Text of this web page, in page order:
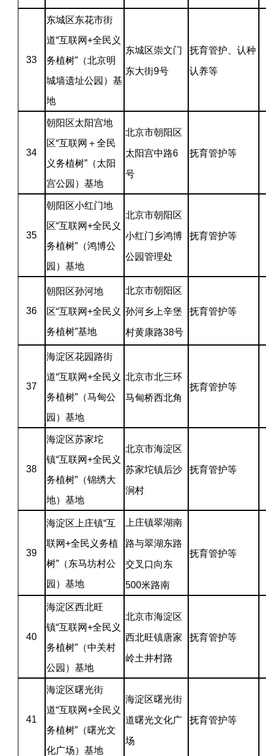
33
东城区东花市街
道“互联网+全民义
务植树”（北京明
城墙遗址公园）基
地
东城区崇文门
东大街9号
抚育管护、认种
认养等
34
朝阳区太阳宫地
区“互联网＋全民
义务植树”（太阳
宫公园）基地
北京市朝阳区
太阳宫中路6
号
抚育管护等
35
朝阳区小红门地
区“互联网+全民义
务植树”（鸿博公
园）基地
北京市朝阳区
小红门乡鸿博
公园管理处
抚育管护等
36
朝阳区孙河地
区“互联网+全民义
务植树”基地
北京市朝阳区
孙河乡上辛堡
村黄康路38号
抚育管护等
37
海淀区花园路街
道“互联网+全民义
务植树”（马甸公
园）基地
北京市北三环
马甸桥西北角
抚育管护等
38
海淀区苏家坨
镇“互联网+全民义
务植树”（锦绣大
地）基地
北京市海淀区
苏家坨镇后沙
涧村
抚育管护等
39
海淀区上庄镇“互
联网+全民义务植
树”（东马坊村公
园）基地
上庄镇翠湖南
路与翠湖东路
交叉口向东
500米路南
抚育管护等
40
海淀区西北旺
镇“互联网+全民义
务植树”（中关村
公园）基地
北京市海淀区
西北旺镇唐家
岭土井村路
抚育管护等
41
海淀区曙光街
道“互联网+全民义
务植树”（曙光文
化广场）基地
海淀区曙光街
道曙光文化广
场
抚育管护等